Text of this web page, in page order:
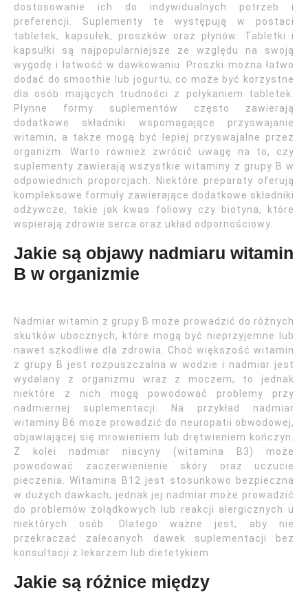
dostosowanie ich do indywidualnych potrzeb i
preferencji. Suplementy te występują w postaci
tabletek, kapsułek, proszków oraz płynów. Tabletki i
kapsułki są najpopularniejsze ze względu na swoją
wygodę i łatwość w dawkowaniu. Proszki można łatwo
dodać do smoothie lub jogurtu, co może być korzystne
dla osób mających trudności z połykaniem tabletek.
Płynne formy suplementów często zawierają
dodatkowe składniki wspomagające przyswajanie
witamin, a także mogą być lepiej przyswajalne przez
organizm. Warto również zwrócić uwagę na to, czy
suplementy zawierają wszystkie witaminy z grupy B w
odpowiednich proporcjach. Niektóre preparaty oferują
kompleksowe formuły zawierające dodatkowe składniki
odżywcze, takie jak kwas foliowy czy biotyna, które
wspierają zdrowie serca oraz układ odpornościowy.
Jakie są objawy nadmiaru witamin
B w organizmie
Nadmiar witamin z grupy B może prowadzić do różnych
skutków ubocznych, które mogą być nieprzyjemne lub
nawet szkodliwe dla zdrowia. Choć większość witamin
z grupy B jest rozpuszczalna w wodzie i nadmiar jest
wydalany z organizmu wraz z moczem, to jednak
niektóre z nich mogą powodować problemy przy
nadmiernej suplementacji. Na przykład nadmiar
witaminy B6 może prowadzić do neuropatii obwodowej,
objawiającej się mrowieniem lub drętwieniem kończyn.
Z kolei nadmiar niacyny (witamina B3) może
powodować zaczerwienienie skóry oraz uczucie
pieczenia. Witamina B12 jest stosunkowo bezpieczna
w dużych dawkach; jednak jej nadmiar może prowadzić
do problemów żołądkowych lub reakcji alergicznych u
niektórych osób. Dlatego ważne jest, aby nie
przekraczać zalecanych dawek suplementacji bez
konsultacji z lekarzem lub dietetykiem.
Jakie są różnice między